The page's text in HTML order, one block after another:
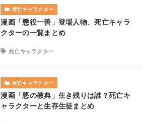
死亡キャラクター
漫画「懲役一善」登場人物、死亡キャラ
クターの一覧まとめ
死亡キャラクター
死亡キャラクター
漫画「悪の教典」生き残りは誰？死亡キ
ャラクターと生存生徒まとめ